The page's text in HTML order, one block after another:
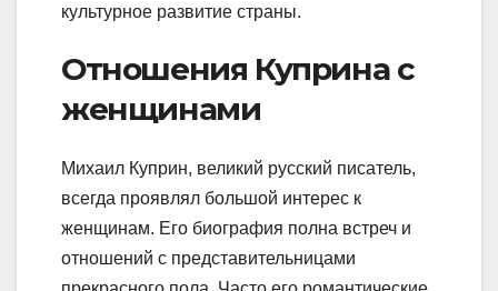
культурное развитие страны.
Отношения Куприна с
женщинами
Михаил Куприн, великий русский писатель,
всегда проявлял большой интерес к
женщинам. Его биография полна встреч и
отношений с представительницами